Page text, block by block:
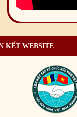
KẾT WEBSITE